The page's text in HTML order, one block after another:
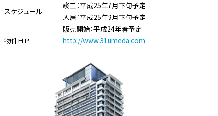
スケジュール
竣工：平成25年7月下旬予定
入居：平成25年9月下旬予定
販売開始：平成24年春予定
物件ＨＰ
http://www.31umeda.com